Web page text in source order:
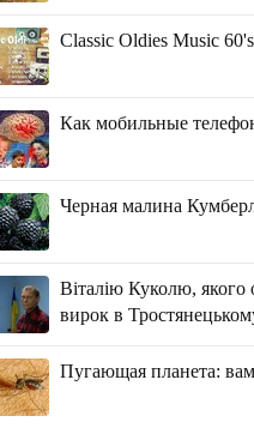
Classic Oldies Music
Как мобильные
Черная малина
Віталію Куколю, якого
вирок в
Пугающая планета: